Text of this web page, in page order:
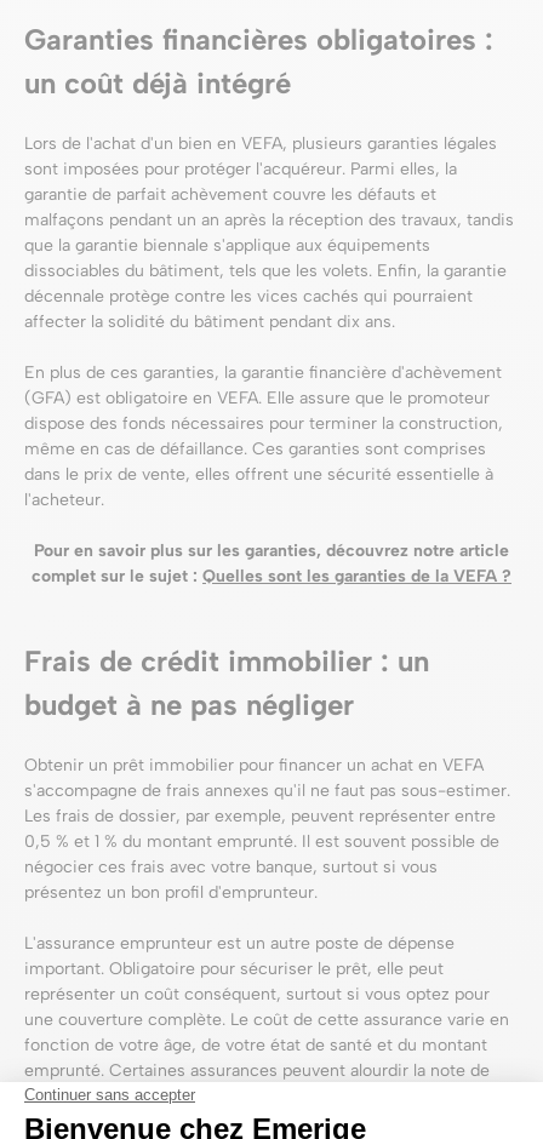
Garanties financières obligatoires :
un coût déjà intégré
Lors de l'achat d'un bien en VEFA, plusieurs garanties légales
sont imposées pour protéger l'acquéreur. Parmi elles, la
garantie de parfait achèvement couvre les défauts et
malfaçons pendant un an après la réception des travaux, tandis
que la garantie biennale s'applique aux équipements
dissociables du bâtiment, tels que les volets. Enfin, la garantie
décennale protège contre les vices cachés qui pourraient
affecter la solidité du bâtiment pendant dix ans.
En plus de ces garanties, la garantie financière d'achèvement
(GFA) est obligatoire en VEFA. Elle assure que le promoteur
dispose des fonds nécessaires pour terminer la construction,
même en cas de défaillance. Ces garanties sont comprises
dans le prix de vente, elles offrent une sécurité essentielle à
l'acheteur.
Pour en savoir plus sur les garanties, découvrez notre article
complet sur le sujet : Quelles sont les garanties de la VEFA ?
Frais de crédit immobilier : un
budget à ne pas négliger
Obtenir un prêt immobilier pour financer un achat en VEFA
s'accompagne de frais annexes qu'il ne faut pas sous-estimer.
Les frais de dossier, par exemple, peuvent représenter entre
0,5 % et 1 % du montant emprunté. Il est souvent possible de
négocier ces frais avec votre banque, surtout si vous
présentez un bon profil d'emprunteur.
L'assurance emprunteur est un autre poste de dépense
important. Obligatoire pour sécuriser le prêt, elle peut
représenter un coût conséquent, surtout si vous optez pour
une couverture complète. Le coût de cette assurance varie en
fonction de votre âge, de votre état de santé et du montant
emprunté. Certaines assurances peuvent alourdir la note de
plusieurs milliers d'euros sur la durée totale du prêt.